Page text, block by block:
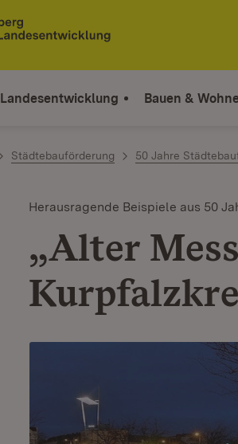
Landesentwicklung Bauen &
Städtebauförderung 50 Jahre
Herausragende Beispiele aus 50
„Alter